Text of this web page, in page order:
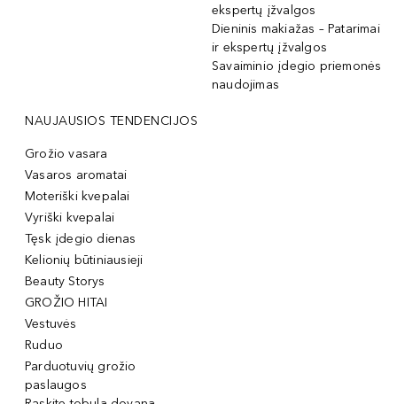
ekspertų įžvalgos
Dieninis makiažas – Patarimai
ir ekspertų įžvalgos
Savaiminio įdegio priemonės
naudojimas
NAUJAUSIOS TENDENCIJOS
Grožio vasara
Vasaros aromatai
Moteriški kvepalai
Vyriški kvepalai
Tęsk įdegio dienas
Kelionių būtiniausieji
Beauty Storys
GROŽIO HITAI
Vestuvės
Ruduo
Parduotuvių grožio
paslaugos